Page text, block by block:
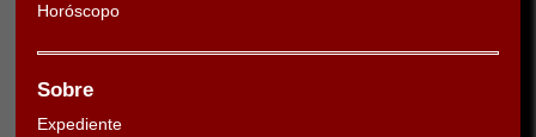
Horóscopo
Sobre
Expediente